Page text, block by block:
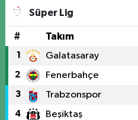
Süper Lig
# Takım
1 Galatasaray
2 Fenerbahçe
3 Trabzonspor
4 Beşiktaş